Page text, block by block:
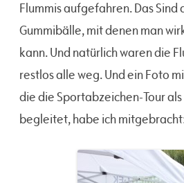
Flummis aufgefahren. Das
Gummibälle, mit denen man
kann. Und natürlich waren die
restlos alle weg. Und ein Foto
die die Sportabzeichen-Tour
begleitet, habe ich